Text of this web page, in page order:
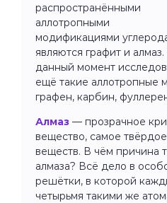
распространёнными
аллотропными
модификациями
являются графит и
данный момент
ещё такие аллотропные
графен, карбин,
Алмаз — прозрачное
вещество, самое
веществ. В чём причина
алмаза? Всё дело в
решётки, в которой
четырьмя такими же